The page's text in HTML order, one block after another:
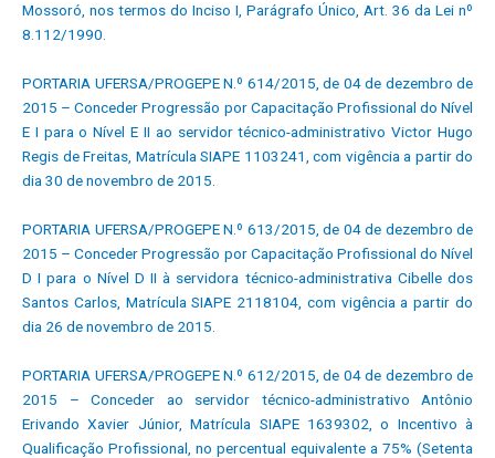
Mossoró, nos termos do Inciso I, Parágrafo Único, Art. 36 da Lei nº
8.112/1990.
PORTARIA UFERSA/PROGEPE N.º 614/2015, de 04 de dezembro de
2015 – Conceder Progressão por Capacitação Profissional do Nível
E I para o Nível E II ao servidor técnico-administrativo Victor Hugo
Regis de Freitas, Matrícula SIAPE 1103241, com vigência a partir do
dia 30 de novembro de 2015.
PORTARIA UFERSA/PROGEPE N.º 613/2015, de 04 de dezembro de
2015 – Conceder Progressão por Capacitação Profissional do Nível
D I para o Nível D II à servidora técnico-administrativa Cibelle dos
Santos Carlos, Matrícula SIAPE 2118104, com vigência a partir do
dia 26 de novembro de 2015.
PORTARIA UFERSA/PROGEPE N.º 612/2015, de 04 de dezembro de
2015 – Conceder ao servidor técnico-administrativo Antônio
Erivando Xavier Júnior, Matrícula SIAPE 1639302, o Incentivo à
Qualificação Profissional, no percentual equivalente a 75% (Setenta